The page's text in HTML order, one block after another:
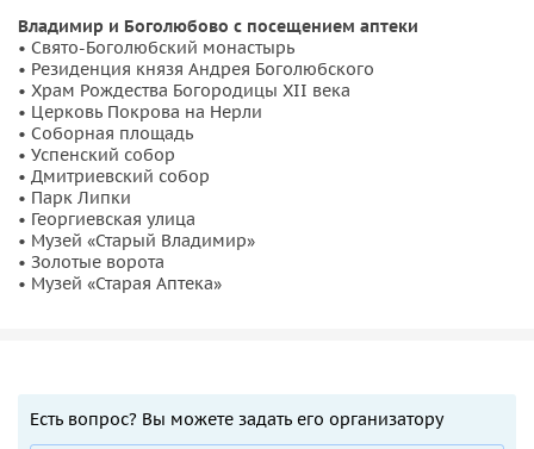
Владимир и Боголюбово с посещением аптеки
• Свято-Боголюбский монастырь
• Резиденция князя Андрея Боголюбского
• Храм Рождества Богородицы XII века
• Церковь Покрова на Нерли
• Соборная площадь
• Успенский собор
• Дмитриевский собор
• Парк Липки
• Георгиевская улица
• Музей «Старый Владимир»
• Золотые ворота
• Музей «Старая Аптека»
Есть вопрос? Вы можете задать его организатору